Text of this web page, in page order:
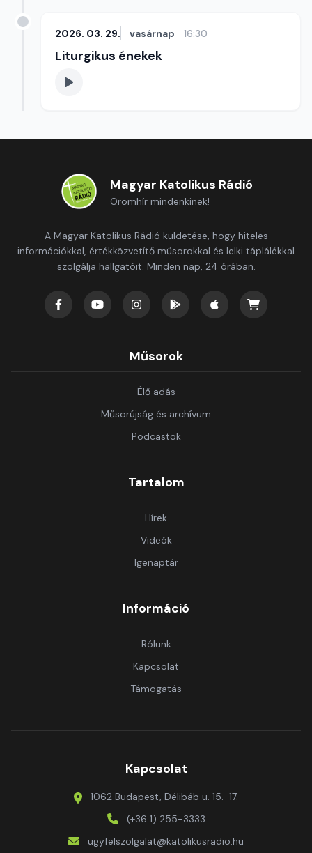
2026. 03. 29. vasárnap 16:30
Liturgikus énekek
Magyar Katolikus Rádió
Örömhír mindenkinek!
A Magyar Katolikus Rádió küldetése, hogy hiteles
információkkal, értékközvetítő műsorokkal és lelki táplálékkal
szolgálja hallgatóit. Minden nap, 24 órában.
Műsorok
Élő adás
Műsorújság és archívum
Podcastok
Tartalom
Hírek
Videók
Igenaptár
Információ
Rólunk
Kapcsolat
Támogatás
Kapcsolat
1062 Budapest, Délibáb u. 15.-17.
(+36 1) 255-3333
ugyfelszolgalat@katolikusradio.hu